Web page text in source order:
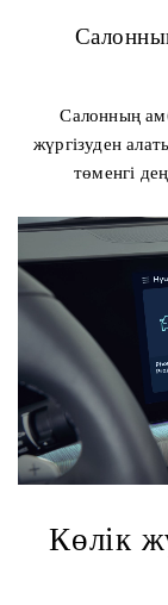
Салонның
жүргізуден
төменгі
Көлік